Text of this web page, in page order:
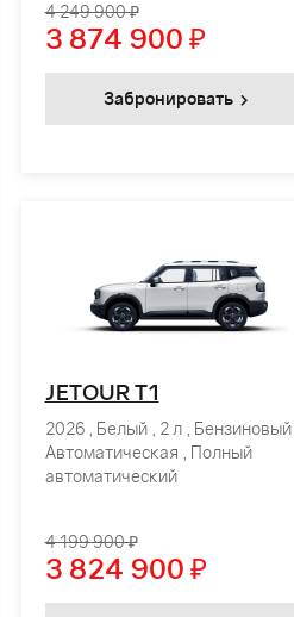
4 249 900 ₽
3 874 900 ₽
Забронировать
JETOUR T1
2026 , Белый , 2 л , Бензиновый ,
Автоматическая , Полный
автоматический
4 199 900 ₽
3 824 900 ₽